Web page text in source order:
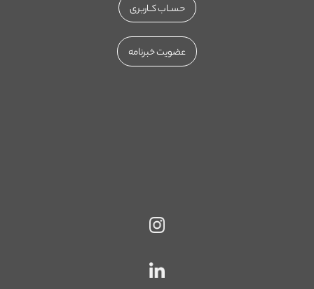
حســاب کــاربری
عضویت خبرنامه